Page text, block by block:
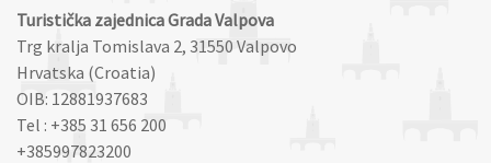
Turistička zajednica Grada Valpova
Trg kralja Tomislava 2, 31550 Valpovo
Hrvatska (Croatia)
OIB: 12881937683
Tel : +385 31 656 200
+385997823200